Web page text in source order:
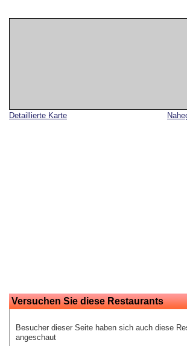
Detaillierte Karte
Versuchen Sie diese Restaurants
Besucher dieser Seite haben sich auch diese
angeschaut